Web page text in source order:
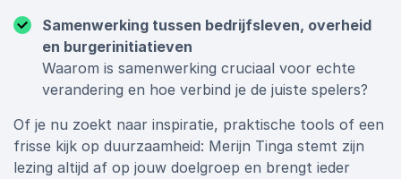
Samenwerking tussen bedrijfsleven, overheid
en burgerinitiatieven
Waarom is samenwerking cruciaal voor echte
verandering en hoe verbind je de juiste spelers?
Of je nu zoekt naar inspiratie, praktische tools of een
frisse kijk op duurzaamheid: Merijn Tinga stemt zijn
lezing altijd af op jouw doelgroep en brengt ieder